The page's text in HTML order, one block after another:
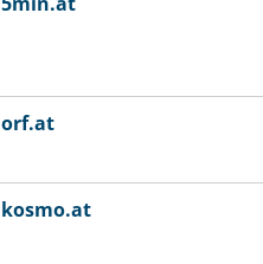
orf.at
kosmo.at